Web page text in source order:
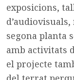
exposicions,
segona planta
amb activitats
el projecte